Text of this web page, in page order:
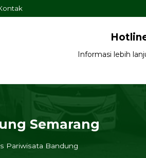
Informasi lebih
Semarang
Pariwisata Bandung